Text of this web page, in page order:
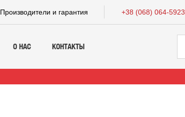
Производители и гарантия +38 (068) 064-5923
О НАС КОНТАКТЫ